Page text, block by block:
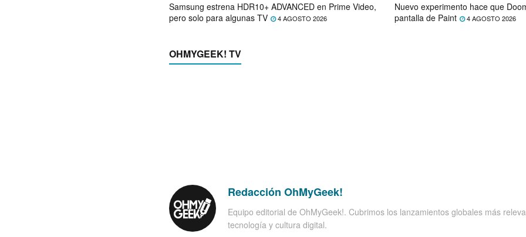
Samsung estrena HDR10+ ADVANCED en Prime Video,
pero solo para algunas TV
4 AGOSTO 2026
Nuevo experimento hace que
pantalla de Paint
4 AGOSTO 2026
OHMYGEEK! TV
Redacción OhMyGeek!
Equipo editorial de OhMyGeek!. Cubrimos los lanzamientos globales más
tecnología y cultura digital.